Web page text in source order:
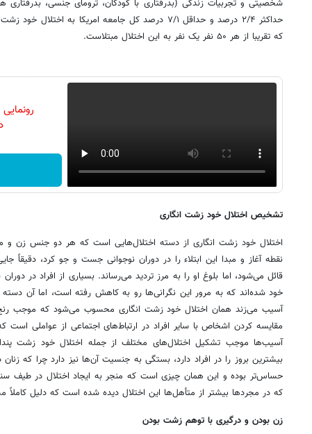
شخصیتی و تجربیات زندگی (بدرفتاری با کودکان، ترومای جنسی، بدرفتاری
حداکثر ۲/۴ درصد و حداقل ۷/۱ درصد کل جامعه امریکا به
که تقریبا از هر ۵۰ نفر یک نفر به این اختلال مبتلاست.
تشخیص اختلال خود زشت انگاری
اختلال خود زشت انگاری از دسته اختلال‌هایی است که هر دو جنس زن و
نقطه آغاز و مبدا این ابتلاء را در دوران نوجوانی جست و جو کرد، دقیقاً
قائل می‌شود، اما بلوغ او را به مرز تردید می‌رساند. بسیاری از افراد در دوران
خود شده‌اند که به مرور این نگرانی‌ها رو به کاهش رفته است، اما آن دسته
آسیب می‌زند همان اختلال خود زشت انگاری محسوب می‌شود که موجب
مقایسه کردن اشخاص با سایر افراد در ارتباط‌های اجتماعی از عواملی
آسیب‌ها موجب تشکیل اختلال‌های مختلف از جمله اختلال خود زشت
بیشترین بروز را در افراد دارد، بستگی به جنسیت آن‌ها نیز دارد چرا که
که در مجردها بیشتر از متأهل‌ها این اختلال دیده شده است که دلیل
زن بودن و درگیری با توهم زشت بودن